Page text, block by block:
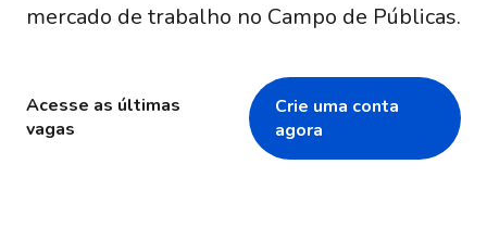
mercado de trabalho no Campo de Públicas.
Acesse as últimas
vagas
Crie uma conta
agora